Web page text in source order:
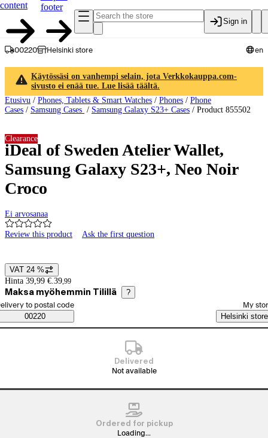
content
footer
Sign in
00220 Helsinki store en
Käytössäsi on vanhempi selain, jota Verkkokauppa.com-
sivusto ei enää tue. Lue lisää täältä.
Etusivu / Phones, Tablets & Smart Watches / Phones / Phone
Cases / Samsung Cases / Samsung Galaxy S23+ Cases / Product 855502
iDeal of Sweden Atelier Wallet,
Samsung Galaxy S23+, Neo Noir
Croco
Ei arvosanaa
Review this product Ask the first question
Clearance
Price details
VAT 24 %
Hinta 39,99 €. 39,99
Maksa myöhemmin Tilillä ?
Saatavuustiedot
order method
to postal code
00220
My
Helsinki store
Delivered
Not available
Ordered for pickup
Loading...